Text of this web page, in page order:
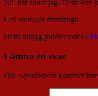
Nä, här slutar jag. Detta kan
Lev sunt och förnuftigt!
Detta inlägg publicerades i
Lämna ett svar
Din e-postadress kommer